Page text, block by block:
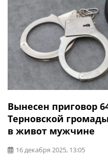
Вынесен приговор
Терновской
в живот мужчине
16 декабря 2025, 13:05